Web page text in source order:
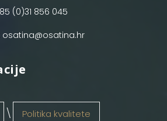
(0)31 856 045
osatina@osatina.hr
Politika kvalitete